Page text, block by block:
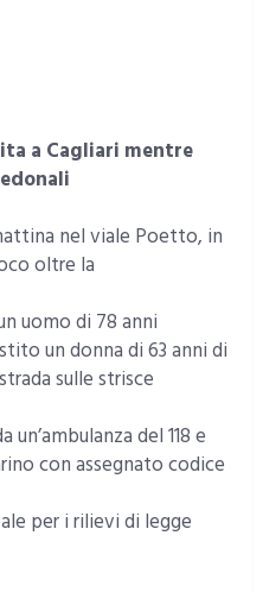
a Cagliari mentre
nel viale Poetto, in
oltre la
uomo di 78 anni
un donna di 63 anni di
sulle strisce
del 118 e
con assegnato codice
per i rilievi di legge